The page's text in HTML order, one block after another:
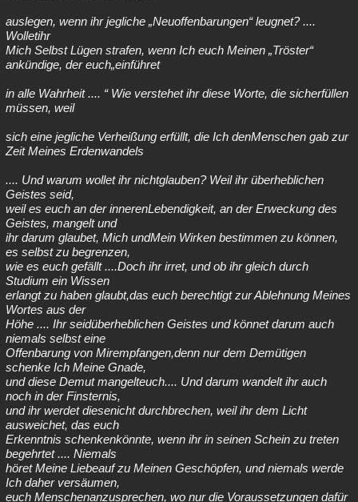
auslegen, wenn ihr jegliche „Neuoffenbarungen“ leugnet? ....
Wolletihr
Mich Selbst Lügen strafen, wenn Ich euch Meinen „Tröster“
ankündige, der euch„einführet
in alle Wahrheit .... “ Wie verstehet ihr diese Worte, die sicherfüllen
müssen, weil
sich eine jegliche Verheißung erfüllt, die Ich denMenschen gab zur
Zeit Meines Erdenwandels
.... Und warum wollet ihr nichtglauben? Weil ihr überheblichen
Geistes seid,
weil es euch an der innerenLebendigkeit, an der Erweckung des
Geistes, mangelt und
ihr darum glaubet, Mich undMein Wirken bestimmen zu können,
es selbst zu begrenzen,
wie es euch gefällt ....Doch ihr irret, und ob ihr gleich durch
Studium ein Wissen
erlangt zu haben glaubt,das euch berechtigt zur Ablehnung Meines
Wortes aus der
Höhe .... Ihr seidüberheblichen Geistes und könnet darum auch
niemals selbst eine
Offenbarung von Mirempfangen,denn nur dem Demütigen
schenke Ich Meine Gnade,
und diese Demut mangelteuch.... Und darum wandelt ihr auch
noch in der Finsternis,
und ihr werdet diesenicht durchbrechen, weil ihr dem Licht
ausweichet, das euch
Erkenntnis schenkenkönnte, wenn ihr in seinen Schein zu treten
begehrtet .... Niemals
höret Meine Liebeauf zu Meinen Geschöpfen, und niemals werde
Ich daher versäumen,
euch Menschenanzusprechen, wo nur die Voraussetzungen dafür